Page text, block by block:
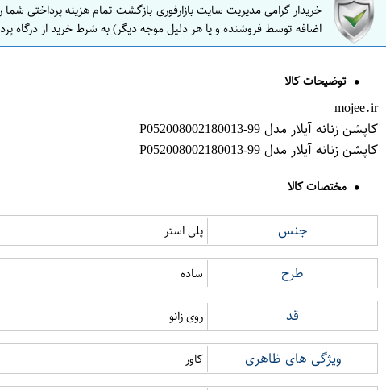
خریدار گرامی مدیریت سایت بازارفوری بازگشت تمام هزینه پرداختی
اضافه توسط فروشنده و یا هر دلیل موجه دیگر) به شرط خرید از درگاه
توضیحات کالا
mojee.ir
کاپشن زنانه آیلار مدل P052008002180013-99
کاپشن زنانه آیلار مدل P052008002180013-99
مختصات کالا
جنس پلی استر
طرح ساده
قد روی زانو
ویژگی های ظاهری کاور